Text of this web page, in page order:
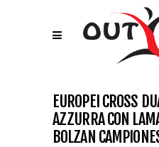
EUROPEI CROSS
AZZURRA CON
BOLZAN